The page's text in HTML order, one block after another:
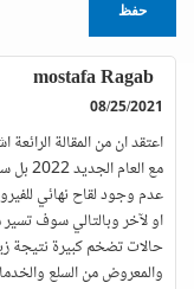
حفظ
mostafa Ragab
08/25/2021
اعتقد ان من المقالة
مع
عدم وجود لقاح نهائي
او لآخر وبالتالي سوف
حالات تضخم كبيرة نتيجة
والمعروض من السلع